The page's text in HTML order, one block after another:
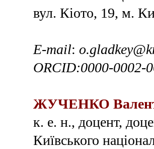
вул. Кіото, 19, м.
E-mail: o.gladkey@
ORCID:0000-0002-
ЖУЧЕНКО В
к. е. н., доцент,
Київського